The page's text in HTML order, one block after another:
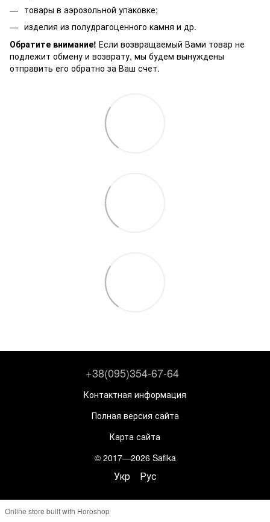
товары в аэрозольной упаковке;
изделия из полудрагоценного камня и др.
Обратите внимание! Если возвращаемый Вами товар не
подлежит обмену и возврату, мы будем вынуждены
отправить его обратно за Ваш счет.
+38(095)354-67-64
Контактная информация
Полная версия сайта
Карта сайта
© 2017—2026 Safika
Укр Рус
Online store built with Horoshop